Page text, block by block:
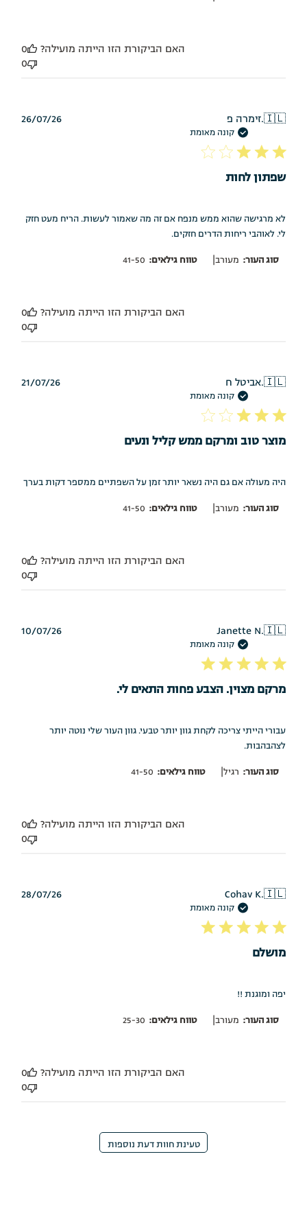
האם הביקורת הזו הייתה מועילה?
0
0
🇮🇱זימרה פ.
קונה מאומת
שפתון לחות
לא מרגישה שהוא ממש מנפח אם זה מה שאמור לעשות. הריח מעט חזק
לי. לאוהבי ריחות הדרים חזקים.
סוג העור: מעורב| טווח גילאים: 41-50
תאריך
26/07/26
האם הביקורת הזו הייתה מועילה?
0
0
🇮🇱אביטל ח.
קונה מאומת
מוצר טוב ומרקם ממש קליל ונעים
היה מעולה אם גם היה נשאר יותר זמן על השפתיים ממספר דקות בערך
סוג העור: מעורב| טווח גילאים: 41-50
תאריך
21/07/26
האם הביקורת הזו הייתה מועילה?
0
0
🇮🇱
Janette N.
קונה מאומת
מרקם מצוין. הצבע פחות התאים לי.
עבורי הייתי צריכה לקחת גוון יותר טבעי. גוון העור שלי נוטה יותר
לצהבהבות.
סוג העור: רגיל| טווח גילאים: 41-50
תאריך
10/07/26
האם הביקורת הזו הייתה מועילה?
0
0
🇮🇱
Cohav K.
קונה מאומת
מושלם
יפה ומוגנת !!
סוג העור: מעורב| טווח גילאים: 25-30
תאריך
28/07/26
האם הביקורת הזו הייתה מועילה?
0
0
טעינת חוות דעת נוספות